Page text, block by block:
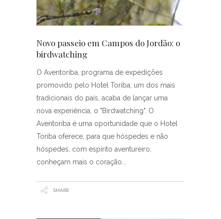
Novo passeio em Campos do Jordão: o
birdwatching
O Aventoriba, programa de expedições
promovido pelo Hotel Toriba, um dos mais
tradicionais do país, acaba de lançar uma
nova experiência, o "Birdwatching". O
Aventoriba é uma oportunidade que o Hotel
Toriba oferece, para que hóspedes e não
hóspedes, com espírito aventureiro,
conheçam mais o coração
SHARE